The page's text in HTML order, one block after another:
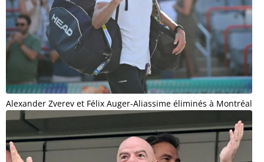
Alexander Zverev et Félix Auger-Aliassime éliminés à Montréal